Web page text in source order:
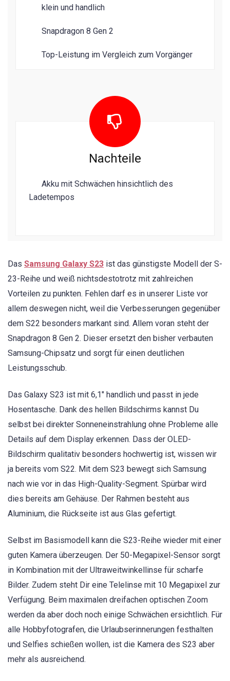
klein und handlich
Snapdragon 8 Gen 2
Top-Leistung im Vergleich zum Vorgänger
Nachteile
Akku mit Schwächen hinsichtlich des
Ladetempos
Das Samsung Galaxy S23 ist das günstigste Modell der S-
23-Reihe und weiß nichtsdestotrotz mit zahlreichen
Vorteilen zu punkten. Fehlen darf es in unserer Liste vor
allem deswegen nicht, weil die Verbesserungen gegenüber
dem S22 besonders markant sind. Allem voran steht der
Snapdragon 8 Gen 2. Dieser ersetzt den bisher verbauten
Samsung-Chipsatz und sorgt für einen deutlichen
Leistungsschub.
Das Galaxy S23 ist mit 6,1″ handlich und passt in jede
Hosentasche. Dank des hellen Bildschirms kannst Du
selbst bei direkter Sonneneinstrahlung ohne Probleme alle
Details auf dem Display erkennen. Dass der OLED-
Bildschirm qualitativ besonders hochwertig ist, wissen wir
ja bereits vom S22. Mit dem S23 bewegt sich Samsung
nach wie vor in das High-Quality-Segment. Spürbar wird
dies bereits am Gehäuse. Der Rahmen besteht aus
Aluminium, die Rückseite ist aus Glas gefertigt.
Selbst im Basismodell kann die S23-Reihe wieder mit einer
guten Kamera überzeugen. Der 50-Megapixel-Sensor sorgt
in Kombination mit der Ultraweitwinkellinse für scharfe
Bilder. Zudem steht Dir eine Telelinse mit 10 Megapixel zur
Verfügung. Beim maximalen dreifachen optischen Zoom
werden da aber doch noch einige Schwächen ersichtlich. Für
alle Hobbyfotografen, die Urlaubserinnerungen festhalten
und Selfies schießen wollen, ist die Kamera des S23 aber
mehr als ausreichend.